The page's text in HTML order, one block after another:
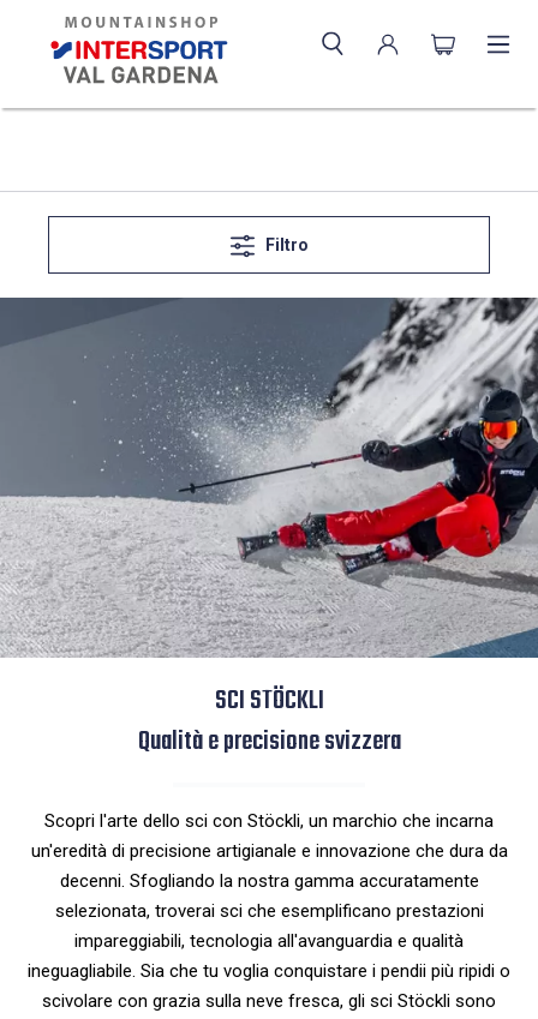
Filtro
SCI STÖCKLI
Qualità e precisione svizzera
Scopri l'arte dello sci con Stöckli, un marchio che incarna
un'eredità di precisione artigianale e innovazione che dura da
decenni. Sfogliando la nostra gamma accuratamente
selezionata, troverai sci che esemplificano prestazioni
impareggiabili, tecnologia all'avanguardia e qualità
ineguagliabile. Sia che tu voglia conquistare i pendii più ripidi o
scivolare con grazia sulla neve fresca, gli sci Stöckli sono